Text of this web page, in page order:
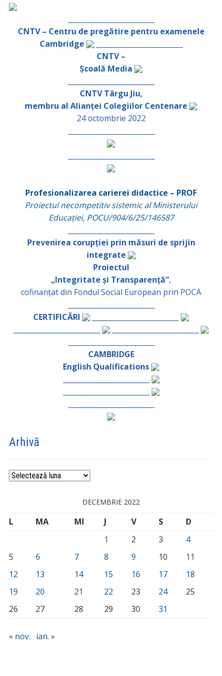
CNTV – Centru de pregătire pentru examenele
Cambridge
_________________________
CNTV –
Școală Media
CNTV Târgu Jiu,
membru al Alianței Colegiilor Centenare
24 octombrie 2022
Profesionalizarea carierei didactice – PROF
Proiectul necompetitiv sistemic al Ministerului
Educației, POCU/904/6/25/146587
Prevenirea corupției prin măsuri de sprijin
integrate
Proiectul
„Integritate și Transparență”,
cofinanțat din Fondul Social European prin POCA
CERTIFICĂRI
CAMBRIDGE
English Qualifications
Arhivă
Arhivă
DECEMBRIE 2022
L MA MI J V S
D
1
2 3
4
5
6 7 8 9 10
11
12
13 14 15 16 17
18
19
20 21 22 23 24
25
26
27 28 29 30 31
« nov. ian. »